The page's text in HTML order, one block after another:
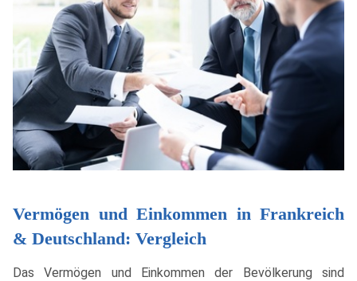
Vermögen und Einkommen in Frankreich
& Deutschland: Vergleich
Das Vermögen und Einkommen der Bevölkerung sind